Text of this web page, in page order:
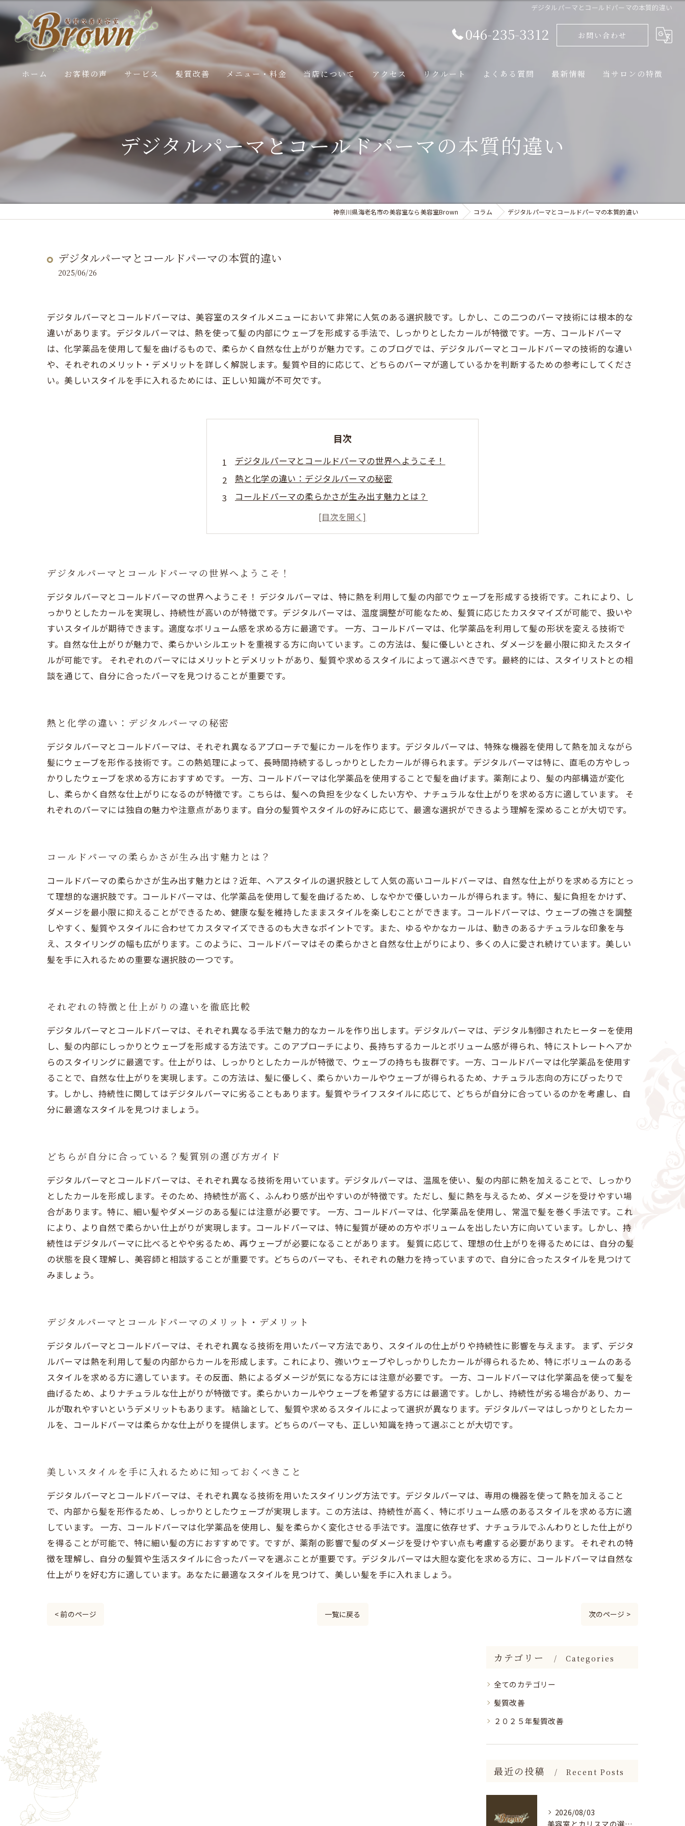
デジタルパーマとコールドパーマの本質的違い
046-235-3312 お問い合わせ
ホーム お客様の声 サービス
エステコースの流れ
髪質改善
50代髪のお悩みページ
40代髪のお悩みページ
30代髪のお悩みページ
20代髪のお悩みページ
メニュー・料金 当店について
スタッフ
コンセプト
Brown​のこだわり
LINE予約の手順
アクセス リクルート よくある質問 最新情報 当サロンの特徴
ヘッドスパ
デジタルパーマとコールドパーマの本質的違い
神奈川県海老名市の美容室なら美容室Brown コラム デジタルパーマとコールドパーマの本質的違い
デジタルパーマとコールドパーマの本質的違い
2025/06/26
デジタルパーマとコールドパーマは、美容室のスタイルメニューにおいて非常に人気のある選択肢です。しかし、この二つのパーマ技術には根本的な
違いがあります。デジタルパーマは、熱を使って髪の内部にウェーブを形成する手法で、しっかりとしたカールが特徴です。一方、コールドパーマ
は、化学薬品を使用して髪を曲げるもので、柔らかく自然な仕上がりが魅力です。このブログでは、デジタルパーマとコールドパーマの技術的な違い
や、それぞれのメリット・デメリットを詳しく解説します。髪質や目的に応じて、どちらのパーマが適しているかを判断するための参考にしてくださ
い。美しいスタイルを手に入れるためには、正しい知識が不可欠です。
目次
デジタルパーマとコールドパーマの世界へようこそ！
熱と化学の違い：デジタルパーマの秘密
コールドパーマの柔らかさが生み出す魅力とは？
それぞれの特徴と仕上がりの違いを徹底比較
どちらが自分に合っている？髪質別の選び方ガイド
美しいスタイルを手に入れるために知っておくべきこと
デジタルパーマとコールドパーマの世界へようこそ！
デジタルパーマとコールドパーマの世界へようこそ！ デジタルパーマは、特に熱を利用して髪の内部でウェーブを形成する技術です。これにより、し
っかりとしたカールを実現し、持続性が高いのが特徴です。デジタルパーマは、温度調整が可能なため、髪質に応じたカスタマイズが可能で、扱いや
すいスタイルが期待できます。適度なボリューム感を求める方に最適です。 一方、コールドパーマは、化学薬品を利用して髪の形状を変える技術で
す。自然な仕上がりが魅力で、柔らかいシルエットを重視する方に向いています。この方法は、髪に優しいとされ、ダメージを最小限に抑えたスタイ
ルが可能です。 それぞれのパーマにはメリットとデメリットがあり、髪質や求めるスタイルによって選ぶべきです。最終的には、スタイリストとの相
談を通じて、自分に合ったパーマを見つけることが重要です。
熱と化学の違い：デジタルパーマの秘密
デジタルパーマとコールドパーマは、それぞれ異なるアプローチで髪にカールを作ります。デジタルパーマは、特殊な機器を使用して熱を加えながら
髪にウェーブを形作る技術です。この熱処理によって、長時間持続するしっかりとしたカールが得られます。デジタルパーマは特に、直毛の方やしっ
かりしたウェーブを求める方におすすめです。 一方、コールドパーマは化学薬品を使用することで髪を曲げます。薬剤により、髪の内部構造が変化
し、柔らかく自然な仕上がりになるのが特徴です。こちらは、髪への負担を少なくしたい方や、ナチュラルな仕上がりを求める方に適しています。 そ
れぞれのパーマには独自の魅力や注意点があります。自分の髪質やスタイルの好みに応じて、最適な選択ができるよう理解を深めることが大切です。
コールドパーマの柔らかさが生み出す魅力とは？
コールドパーマの柔らかさが生み出す魅力とは？近年、ヘアスタイルの選択肢として人気の高いコールドパーマは、自然な仕上がりを求める方にとっ
て理想的な選択肢です。コールドパーマは、化学薬品を使用して髪を曲げるため、しなやかで優しいカールが得られます。特に、髪に負担をかけず、
ダメージを最小限に抑えることができるため、健康な髪を維持したままスタイルを楽しむことができます。コールドパーマは、ウェーブの強さを調整
しやすく、髪質やスタイルに合わせてカスタマイズできるのも大きなポイントです。また、ゆるやかなカールは、動きのあるナチュラルな印象を与
え、スタイリングの幅も広がります。このように、コールドパーマはその柔らかさと自然な仕上がりにより、多くの人に愛され続けています。美しい
髪を手に入れるための重要な選択肢の一つです。
それぞれの特徴と仕上がりの違いを徹底比較
デジタルパーマとコールドパーマは、それぞれ異なる手法で魅力的なカールを作り出します。デジタルパーマは、デジタル制御されたヒーターを使用
し、髪の内部にしっかりとウェーブを形成する方法です。このアプローチにより、長持ちするカールとボリューム感が得られ、特にストレートヘアか
らのスタイリングに最適です。仕上がりは、しっかりとしたカールが特徴で、ウェーブの持ちも抜群です。一方、コールドパーマは化学薬品を使用す
ることで、自然な仕上がりを実現します。この方法は、髪に優しく、柔らかいカールやウェーブが得られるため、ナチュラル志向の方にぴったりで
す。しかし、持続性に関してはデジタルパーマに劣ることもあります。髪質やライフスタイルに応じて、どちらが自分に合っているのかを考慮し、自
分に最適なスタイルを見つけましょう。
どちらが自分に合っている？髪質別の選び方ガイド
デジタルパーマとコールドパーマは、それぞれ異なる技術を用いています。デジタルパーマは、温風を使い、髪の内部に熱を加えることで、しっかり
としたカールを形成します。そのため、持続性が高く、ふんわり感が出やすいのが特徴です。ただし、髪に熱を与えるため、ダメージを受けやすい場
合があります。特に、細い髪やダメージのある髪には注意が必要です。 一方、コールドパーマは、化学薬品を使用し、常温で髪を巻く手法です。これ
により、より自然で柔らかい仕上がりが実現します。コールドパーマは、特に髪質が硬めの方やボリュームを出したい方に向いています。しかし、持
続性はデジタルパーマに比べるとやや劣るため、再ウェーブが必要になることがあります。 髪質に応じて、理想の仕上がりを得るためには、自分の髪
の状態を良く理解し、美容師と相談することが重要です。どちらのパーマも、それぞれの魅力を持っていますので、自分に合ったスタイルを見つけて
みましょう。
デジタルパーマとコールドパーマのメリット・デメリット
デジタルパーマとコールドパーマは、それぞれ異なる技術を用いたパーマ方法であり、スタイルの仕上がりや持続性に影響を与えます。 まず、デジタ
ルパーマは熱を利用して髪の内部からカールを形成します。これにより、強いウェーブやしっかりしたカールが得られるため、特にボリュームのある
スタイルを求める方に適しています。その反面、熱によるダメージが気になる方には注意が必要です。 一方、コールドパーマは化学薬品を使って髪を
曲げるため、よりナチュラルな仕上がりが特徴です。柔らかいカールやウェーブを希望する方には最適です。しかし、持続性が劣る場合があり、カー
ルが取れやすいというデメリットもあります。 結論として、髪質や求めるスタイルによって選択が異なります。デジタルパーマはしっかりとしたカー
ルを、コールドパーマは柔らかな仕上がりを提供します。どちらのパーマも、正しい知識を持って選ぶことが大切です。
美しいスタイルを手に入れるために知っておくべきこと
デジタルパーマとコールドパーマは、それぞれ異なる技術を用いたスタイリング方法です。デジタルパーマは、専用の機器を使って熱を加えること
で、内部から髪を形作るため、しっかりとしたウェーブが実現します。この方法は、持続性が高く、特にボリューム感のあるスタイルを求める方に適
しています。 一方、コールドパーマは化学薬品を使用し、髪を柔らかく変化させる手法です。温度に依存せず、ナチュラルでふんわりとした仕上がり
を得ることが可能で、特に細い髪の方におすすめです。ですが、薬剤の影響で髪のダメージを受けやすい点も考慮する必要があります。 それぞれの特
徴を理解し、自分の髪質や生活スタイルに合ったパーマを選ぶことが重要です。デジタルパーマは大胆な変化を求める方に、コールドパーマは自然な
仕上がりを好む方に適しています。あなたに最適なスタイルを見つけて、美しい髪を手に入れましょう。
< 前のページ 一覧に戻る 次のページ >
カテゴリー Categories
全てのカテゴリー
髪質改善
２０２５年髪質改善
最近の投稿 Recent Posts
2026/08/03
美容室とカリスマの選び方を神奈川県海老名市足柄下郡箱根町で徹底解説